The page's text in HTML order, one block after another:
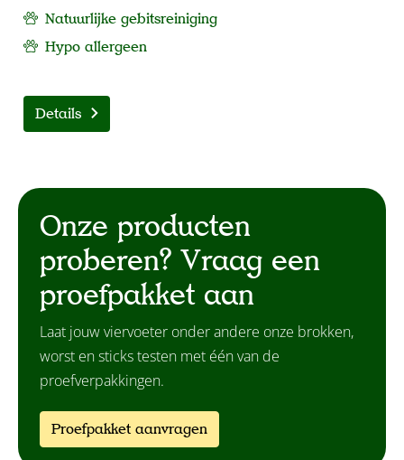
Natuurlijke gebitsreiniging
Hypo allergeen
Details
Onze producten
proberen? Vraag een
proefpakket aan
Laat jouw viervoeter onder andere onze brokken,
worst en sticks testen met één van de
proefverpakkingen.
Proefpakket aanvragen